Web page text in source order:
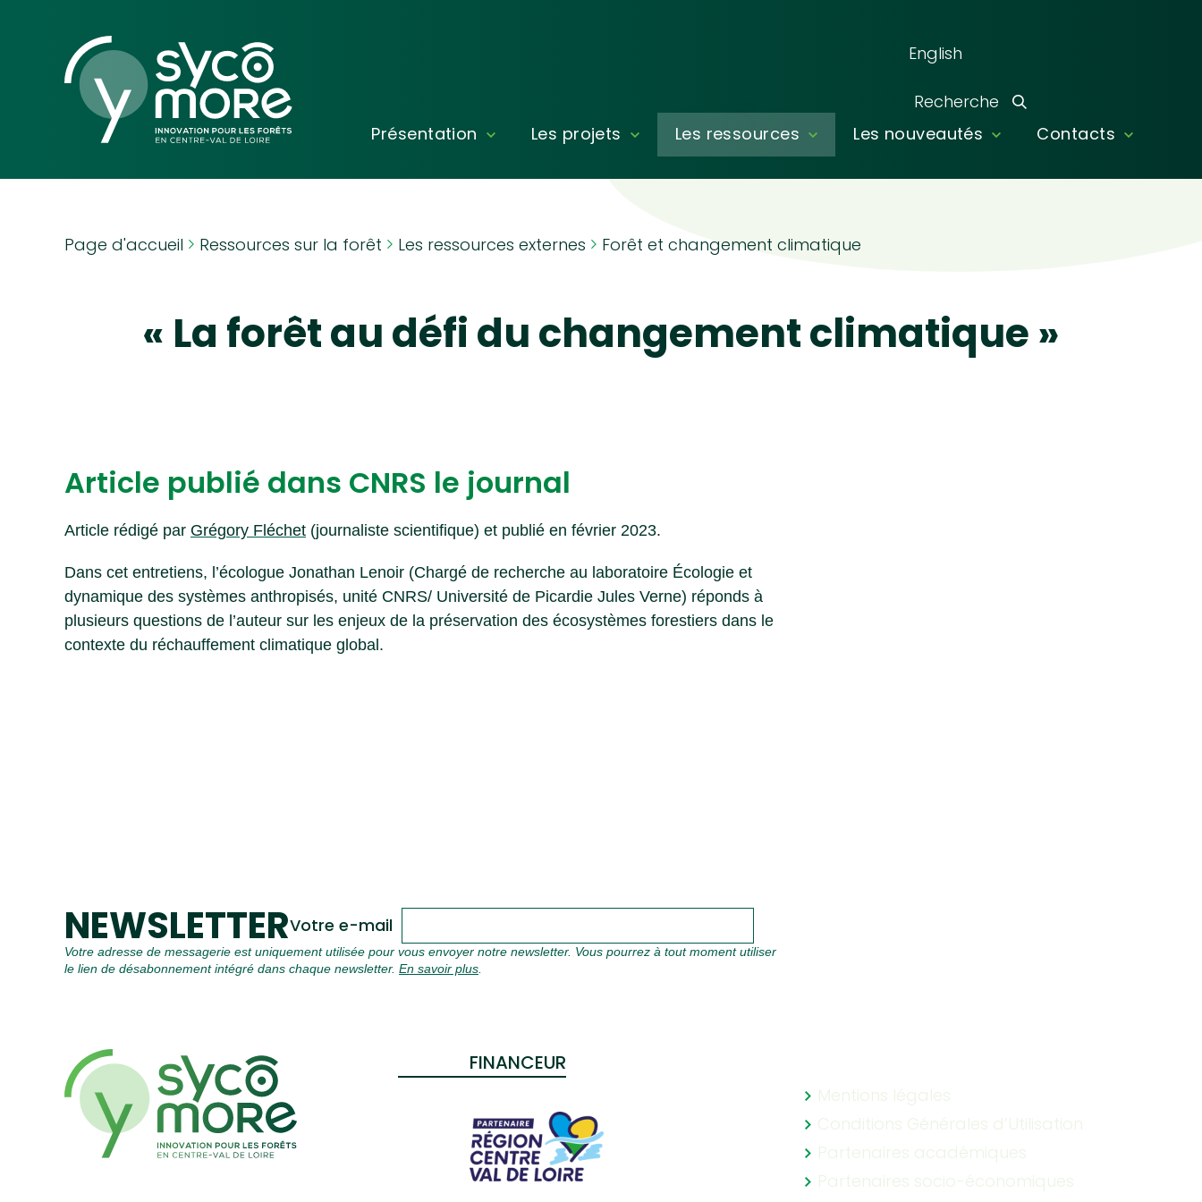
Présentation Les projets Les ressources Les nouveautés Contacts
English
Recherche
Page d'accueil Ressources sur la forêt Les ressources externes Forêt et changement climatique
« La forêt au défi du changement climatique »
Article publié dans CNRS le journal
Article rédigé par Grégory Fléchet (journaliste scientifique) et publié en février 2023.
Dans cet entretiens, l’écologue Jonathan Lenoir (Chargé de recherche au laboratoire Écologie et
dynamique des systèmes anthropisés, unité CNRS/ Université de Picardie Jules Verne) réponds à
plusieurs questions de l’auteur sur les enjeux de la préservation des écosystèmes forestiers dans le
contexte du réchauffement climatique global.
NEWSLETTERVotre e-mail
Votre adresse de messagerie est uniquement utilisée pour vous envoyer notre newsletter. Vous pourrez à tout moment utiliser
le lien de désabonnement intégré dans chaque newsletter. En savoir plus
FINANCEUR
Mentions légales
Conditions Générales d’Utilisation
Partenaires académiques
Partenaires socio-économiques